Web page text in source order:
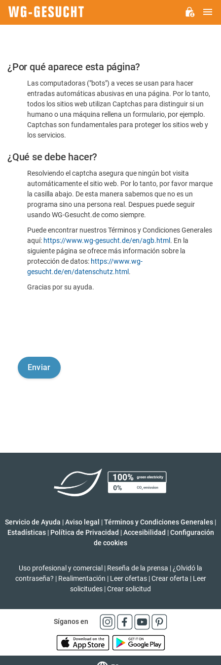
Por
favor,
confirme
humano
¿Por qué aparece esta página?
Las computadoras ("bots") a veces se usan para hacer
entradas automáticas abusivas en una página. Por lo tanto,
todos los sitios web utilizan Captchas para distinguir si un
humano o una máquina rellena un formulario, por ejemplo.
Captchas son fundamentales para proteger los sitios web y
los servicios.
¿Qué se debe hacer?
Resolviendo el captcha asegura que ningún bot visita
automáticamente el sitio web. Por lo tanto, por favor marque
la casilla abajo. De esta manera sabemos que no es un
programa sino una persona real. Despues puede seguir
usando WG-Gesucht.de como siempre.
Puede encontrar nuestros Términos y Condiciones Generales
aquí: https://www.wg-gesucht.de/en/agb.html . En la
siguiente página se ofrece más información sobre la
protección de datos: https://www.wg-
gesucht.de/en/datenschutz.html .
Gracias por su ayuda.
Servicio de Ayuda |Aviso legal |Términos y Condiciones Generales |
Estadísticas | Política de Privacidad | Accesibilidad | Configuración
de cookies
Uso profesional y comercial | Reseña de la prensa | ¿Olvidó la
contraseña? | Realimentación | Leer ofertas | Crear oferta | Leer
solicitudes |Crear solicitud
Síganos en